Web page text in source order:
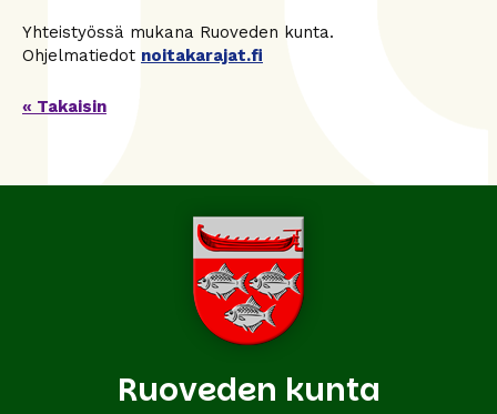
Yhteistyössä mukana Ruoveden kunta.
Ohjelmatiedot noitakarajat.fi
« Takaisin
Ruoveden kunta